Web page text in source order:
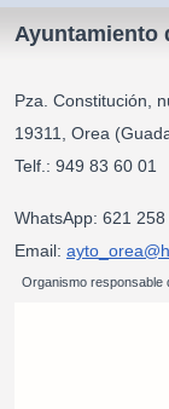
Ayuntamiento
Pza. Constitución,
19311, Orea
Telf.:
WhatsApp: 621 258
Email:
Organismo responsable